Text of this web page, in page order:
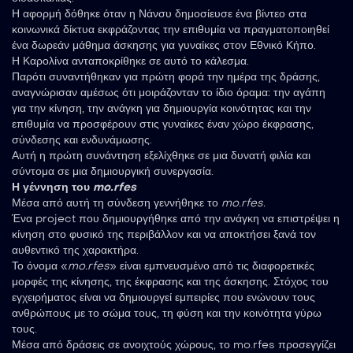
Η αφορμή δόθηκε όταν η Νάνσυ δημοσίευσε ένα βίντεο στα
κοινωνικά δίκτυα εκφράζοντας την επιθυμία να πραγματοποιηθεί
ένα δωρεάν μάθημα άσκησης για γυναίκες στον Εθνικό Κήπο.
Η Καρολίνα ανταποκρίθηκε σε αυτό το κάλεσμα.
Παρότι συναντήθηκαν για πρώτη φορά την ημέρα της δράσης,
αναγνώρισαν αμέσως ότι μοιράζονταν το ίδιο όραμα: την αγάπη
για την κίνηση, την ανάγκη για δημιουργία κοινότητας και την
επιθυμία να προσφέρουν στις γυναίκες έναν χώρο έκφρασης,
σύνδεσης και ενδυνάμωσης.
Αυτή η πρώτη συνάντηση εξελίχθηκε σε μια δυνατή φιλία και
σύντομα σε μια δημιουργική συνεργασία.
Η γέννηση του mo.rfes
Μέσα από αυτή τη σύνδεση γεννήθηκε το mo.rfes.
Ένα project που δημιουργήθηκε από την ανάγκη να επιστρέψει η
κίνηση στο φυσικό της περιβάλλον και να αποκτήσει ξανά τον
αυθεντικό της χαρακτήρα.
Το όνομα «mo.rfes» είναι εμπνευσμένο από τις διαφορετικές
μορφές της κίνησης, της έκφρασης και της άσκησης. Στόχος του
εγχειρήματος είναι να δημιουργεί εμπειρίες που ενώνουν τους
ανθρώπους με το σώμα τους, τη φύση και την κοινότητα γύρω
τους.
Μέσα από δράσεις σε ανοιχτούς χώρους, το mo.rfes προσεγγίζει